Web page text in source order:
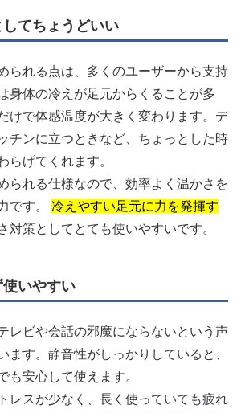
てちょうどいい
られる点は、多くのユーザーから支持
身体の冷えが足元からくることが多
けで体感温度が大きく変わります。デ
チンに立つときなど、ちょっとした時
らげてくれます。
られる仕様なので、効率よく温かさを
です。 冷えやすい足元に力を発揮す
対策としてとても使いやすいです。
いやすい
レビや会話の邪魔にならないという声
ます。静音性がしっかりしていると、
も安心して使えます。
レスが少なく、長く使っていても疲れ